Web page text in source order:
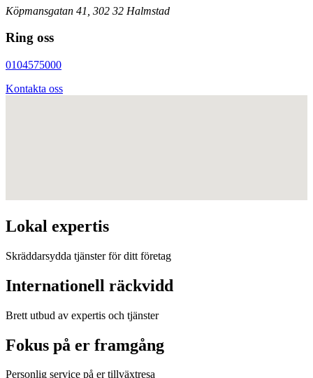
Köpmansgatan 41, 302 32 Halmstad
Ring oss
0104575000
Kontakta oss
Lokal expertis
Skräddarsydda tjänster för ditt företag
Internationell räckvidd
Brett utbud av expertis och tjänster
Fokus på er framgång
Personlig service på er tillväxtresa